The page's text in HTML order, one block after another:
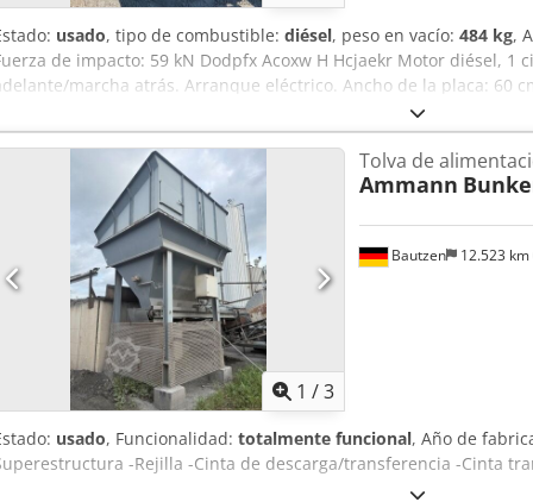
usado, tipo de combustible: diésel, peso en vacío: 484 kg,
de impacto: 59 kN Dodpfx Acoxw H Hcjaekr Motor diésel, 1
marcha atrás. Arranque eléctrico. Ancho de la placa: 60
1 /3
Bautzen 12.523 km
Tolva de
Ammann
usado, Funcionalidad: totalmente funcional, Año de
-Rejilla -Cinta de descarga/transferencia -Cinta